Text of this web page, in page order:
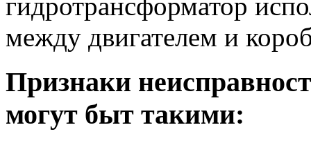
гидротрансформатор
между двигателем и
Признаки
могут быт такими: